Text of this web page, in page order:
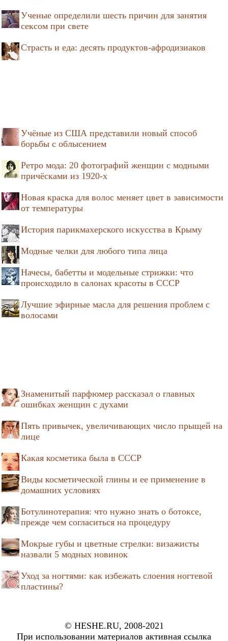
Ученые определили шесть причин для занятия
сексом при свете
Страсть и еда: десять продуктов-афродизиаков
Учёные из США представили новый способ
борьбы с облысением
Ретро мода: 20 фотографий женщин с модными
причёсками из 1920-х
Новая краска для волос меняет цвет в зависимости
от температуры
История парикмахерского искусства в Крыму
Модные челки для любого типа лица
Начесы, бабетты и модельные стрижки: что
происходило в салонах красоты в СССР
Лучшие эфирные масла для решения проблем с
волосами
Знаменитый парфюмер рассказал о главных
ошибках женщин с духами
Пять привычек, увеличивающих число прыщей на
лице
Какая косметика была в СССР
Виды косметической глины и ее применение в
домашних условиях
Ботулинотерапия: что нужно знать о ботоксе,
прежде чем согласиться на процедуру
Мокрые губы и цветные стрелки: визажисты
назвали 5 модных новинок
Уход за ногтями: как избежать слоения ногтевой
пластины?
© HESHE.RU, 2008-2021
При использовании материалов активная ссылка